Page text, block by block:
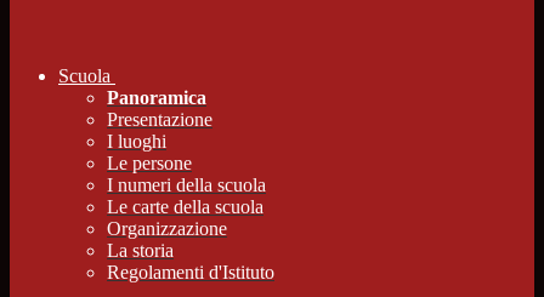
Scuola
Panoramica
Presentazione
I luoghi
Le persone
I numeri della scuola
Le carte della scuola
Organizzazione
La storia
Regolamenti d'Istituto